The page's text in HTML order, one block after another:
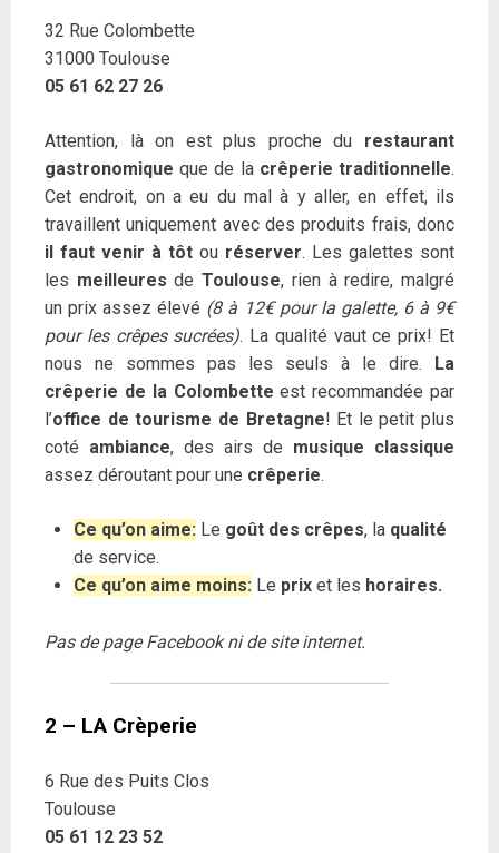
32 Rue Colombette
31000 Toulouse
05 61 62 27 26
Attention, là on est plus proche du restaurant
gastronomique que de la crêperie traditionnelle.
Cet endroit, on a eu du mal à y aller, en effet, ils
travaillent uniquement avec des produits frais, donc
il faut venir à tôt ou réserver. Les galettes sont
les meilleuresdeToulouse, rien à redire, malgré
un prix assez élevé (8 à 12€ pour la galette, 6 à 9€
pour les crêpes sucrées). La qualité vaut ce prix! Et
nous ne sommes pas les seuls à le dire. La
crêperie de la Colombette est recommandée par
l’office de tourisme de Bretagne! Et le petit plus
coté ambiance, des airs de musique classique
assez déroutant pour une crêperie.
Ce qu’on aime: Le goût des crêpes, la qualité
de service.
Ce qu’on aime moins: Le prix et les horaires.
Pas de page Facebook ni de site internet.
2 – LA Crèperie
6 Rue des Puits Clos
Toulouse
05 61 12 23 52